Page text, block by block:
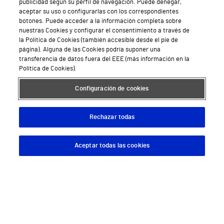
Hospital Vithas Valencia Consuelo
Hospital Vithas Vigo
Hospital Vithas Valencia Turia
Hospital Vithas Vitoria
Hospital Vithas Xanit Internacional (Benalmádena)
Sobre Vithas
Descargar App
publicidad según su perfil de navegación. Puede denegar,
aceptar su uso o configurarlas con los correspondientes
botones. Puede acceder a la información completa sobre
nuestras Cookies y configurar el consentimiento a través de
la Política de Cookies (también accesible desde el pie de
página). Alguna de las Cookies podría suponer una
transferencia de datos fuera del EEE (más información en la
Política de Cookies).
Configuración de cookies
Rechazar todas
Aceptar todas las cookies